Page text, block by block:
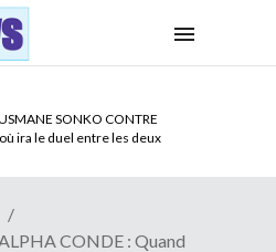
SONKO CONTRE
ira le duel entre les deux
CONDE : Quand